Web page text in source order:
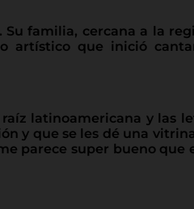
familia, cercana a la
artístico que inició
latinoamericana y las
y que se les dé una
parece super bueno que